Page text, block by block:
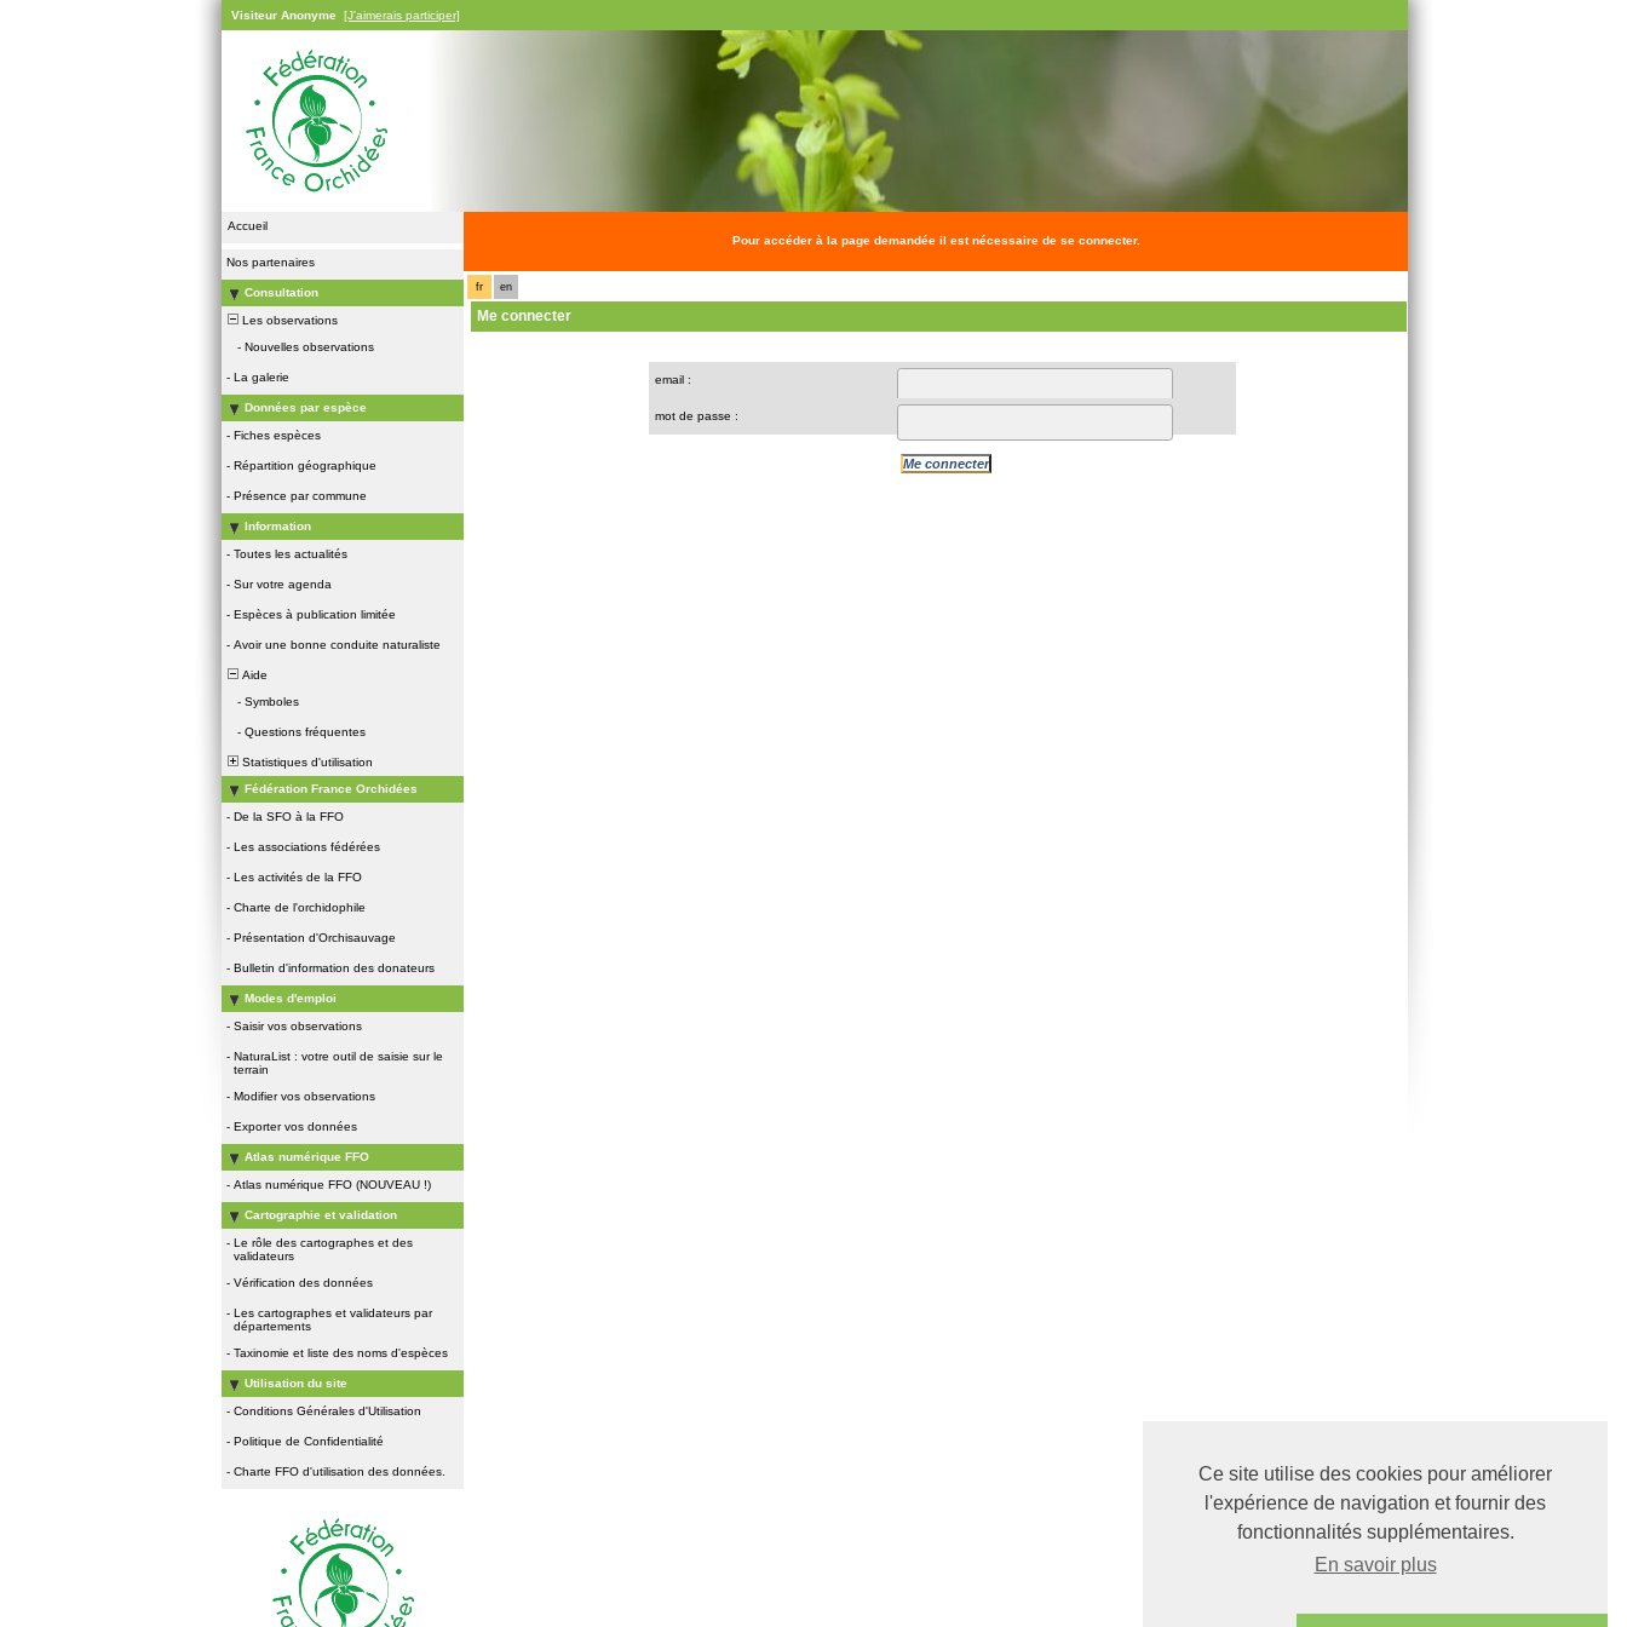
Ce site utilise des cookies pour améliorer
l'expérience de navigation et fournir des
fonctionnalités supplémentaires.
En savoir plus
Visiteur Anonyme [J'aimerais participer]
Accueil
Nos partenaires
Consultation
Les observations
- Nouvelles observations
- La galerie
Données par espèce
- Fiches espèces
- Répartition géographique
- Présence par commune
Information
- Toutes les actualités
- Sur votre agenda
- Espèces à publication limitée
- Avoir une bonne conduite naturaliste
Aide
- Symboles
- Questions fréquentes
Statistiques d'utilisation
Fédération France Orchidées
- De la SFO à la FFO
- Les associations fédérées
- Les activités de la FFO
- Charte de l'orchidophile
- Présentation d'Orchisauvage
- Bulletin d'information des donateurs
Modes d'emploi
- Saisir vos observations
- NaturaList : votre outil de saisie sur le
terrain
- Modifier vos observations
- Exporter vos données
Atlas numérique FFO
- Atlas numérique FFO (NOUVEAU !)
Cartographie et validation
- Le rôle des cartographes et des
validateurs
- Vérification des données
- Les cartographes et validateurs par
départements
- Taxinomie et liste des noms d'espèces
Utilisation du site
- Conditions Générales d'Utilisation
- Politique de Confidentialité
- Charte FFO d'utilisation des données.
Pour accéder à la page demandée il est nécessaire de se connecter.
fr en
Me connecter
email :
mot de passe :